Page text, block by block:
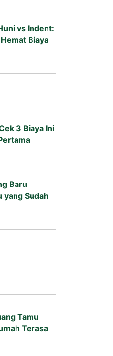
vs Indent:
Biaya
3 Biaya Ini
Baru
yang Sudah
Tamu
Terasa